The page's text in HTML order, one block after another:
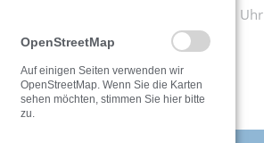
Samstag: 9:00 - 14:00 Uhr
OpenStreetMap
Auf einigen Seiten verwenden wir
OpenStreetMap. Wenn Sie die Karten
sehen möchten, stimmen Sie hier bitte
zu.